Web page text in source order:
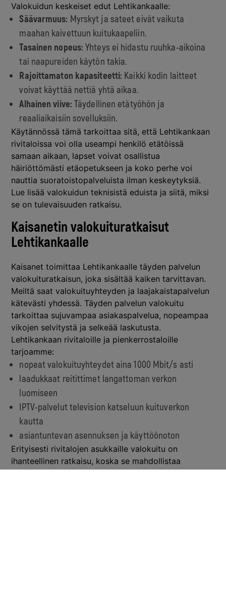
Valokuidun keskeiset edut Lehtikankaalle:
Säävarmuus: Myrskyt ja sateet eivät vaikuta
maahan kaivettuun kuitukaapeliin.
Tasainen nopeus: Yhteys ei hidastu ruuhka-aikoina
tai naapureiden käytön takia.
Rajoittamaton kapasiteetti: Kaikki kodin laitteet
voivat käyttää nettiä yhtä aikaa.
Alhainen viive: Täydellinen etätyöhön ja
reaaliaikaisiin sovelluksiin.
Käytännössä tämä tarkoittaa sitä, että Lehtikankaan
rivitaloissa voi olla useampi henkilö etätöissä
samaan aikaan, lapset voivat osallistua
häiriöttömästi etäopetukseen ja koko perhe voi
nauttia suoratoistopalveluista ilman keskeytyksiä.
Lue lisää valokuidun teknisistä eduista ja siitä, miksi
se on tulevaisuuden ratkaisu.
Kaisanetin valokuituratkaisut
Lehtikankaalle
Kaisanet toimittaa Lehtikankaalle täyden palvelun
valokuituratkaisun, joka sisältää kaiken tarvittavan.
Meiltä saat valokuituyhteyden ja laajakaistapalvelun
kätevästi yhdessä. Täyden palvelun valokuitu
tarkoittaa sujuvampaa asiakaspalvelua, nopeampaa
vikojen selvitystä ja selkeää laskutusta.
Lehtikankaan rivitaloille ja pienkerrostaloille
tarjoamme:
nopeat valokuituyhteydet aina 1000 Mbit/s asti
laadukkaat reitittimet langattoman verkon
luomiseen
IPTV-palvelut television katseluun kuituverkon
kautta
asiantuntevan asennuksen ja käyttöönoton
Erityisesti rivitalojen asukkaille valokuitu on
ihanteellinen ratkaisu, koska se mahdollistaa
naapureista riippumattoman yhteyden. Jokainen talo